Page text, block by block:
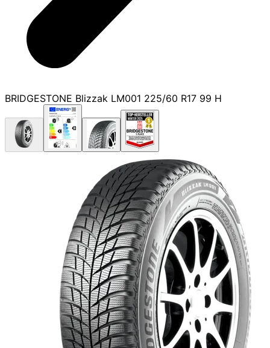
BRIDGESTONE Blizzak LM001 225/60 R17 99 H